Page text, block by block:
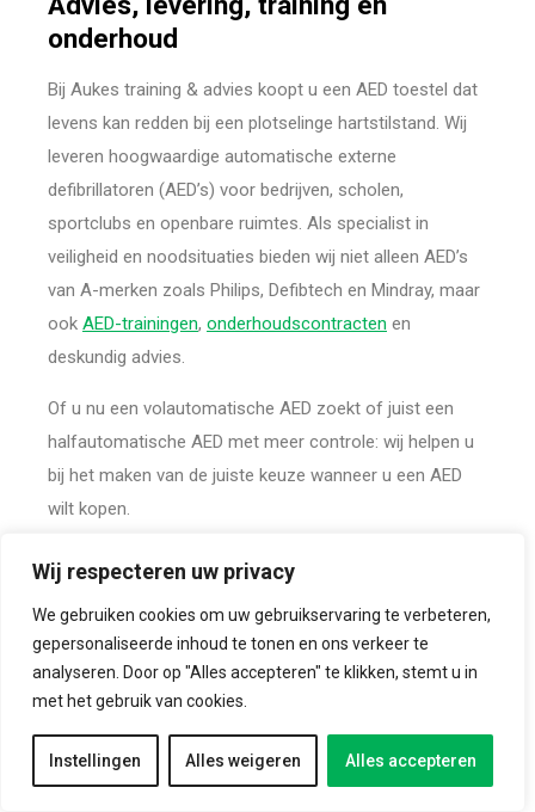
Wij respecteren uw privacy
We gebruiken cookies om uw gebruikservaring te verbeteren,
gepersonaliseerde inhoud te tonen en ons verkeer te
analyseren. Door op "Alles accepteren" te klikken, stemt u in
met het gebruik van cookies.
Instellingen Alles weigeren Alles accepteren
onderhoud
Bij Aukes training & advies koopt u een AED toestel dat
levens kan redden bij een plotselinge hartstilstand. Wij
leveren hoogwaardige automatische externe
defibrillatoren (AED’s) voor bedrijven, scholen,
sportclubs en openbare ruimtes. Als specialist in
veiligheid en noodsituaties bieden wij niet alleen AED’s
van A-merken zoals Philips, Defibtech en Mindray, maar
ook AED-trainingen, onderhoudscontracten en
deskundig advies.
Of u nu een volautomatische AED zoekt of juist een
halfautomatische AED met meer controle: wij helpen u
bij het maken van de juiste keuze wanneer u een AED
wilt kopen.
Wat is een AED?
Een AED (Automatische Externe Defibrillator) is een
draagbaar medisch apparaat dat wordt gebruikt om het
hartritme te herstellen bij een plotselinge hartstilstand.
De AED analyseert automatisch het hartritme en geeft,